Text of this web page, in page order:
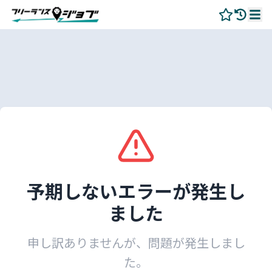
予期しないエラーが発生し
ました
申し訳ありませんが、問題が発生しまし
た。